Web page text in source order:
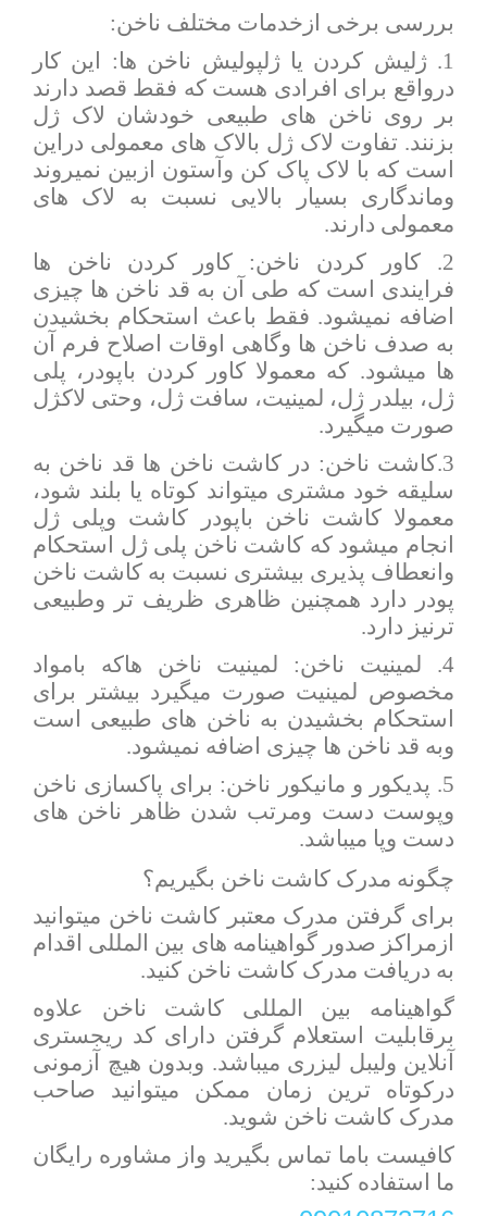
بررسی برخی ازخدمات مختلف ناخن:
1. ژلیش کردن یا ژلپولیش ناخن ها: این کار
درواقع برای افرادی هست که فقط قصد دارند
بر روی ناخن های طبیعی خودشان لاک ژل
بزنند. تفاوت لاک ژل بالاک های معمولی دراین
است که با لاک پاک کن وآستون ازبین نمیروند
وماندگاری بسیار بالایی نسبت به لاک های
معمولی دارند.
2. کاور کردن ناخن: کاور کردن ناخن ها
فرایندی است که طی آن به قد ناخن ها چیزی
اضافه نمیشود. فقط باعث استحکام بخشیدن
به صدف ناخن ها وگاهی اوقات اصلاح فرم آن
ها میشود. که معمولا کاور کردن باپودر، پلی
ژل، بیلدر ژل، لمینیت، سافت ژل، وحتی لاکژل
صورت میگیرد.
3.کاشت ناخن: در کاشت ناخن ها قد ناخن به
سلیقه خود مشتری میتواند کوتاه یا بلند شود،
معمولا کاشت ناخن باپودر کاشت وپلی ژل
انجام میشود که کاشت ناخن پلی ژل استحکام
وانعطاف پذیری بیشتری نسبت به کاشت ناخن
پودر دارد همچنین ظاهری ظریف تر وطبیعی
ترنیز دارد.
4. لمینیت ناخن: لمینیت ناخن هاکه بامواد
مخصوص لمینیت صورت میگیرد بیشتر برای
استحکام بخشیدن به ناخن های طبیعی است
وبه قد ناخن ها چیزی اضافه نمیشود.
5. پدیکور و مانیکور ناخن: برای پاکسازی ناخن
وپوست دست ومرتب شدن ظاهر ناخن های
دست وپا میباشد.
چگونه مدرک کاشت ناخن بگیریم؟
برای گرفتن مدرک معتبر کاشت ناخن میتوانید
ازمراکز صدور گواهینامه های بین المللی اقدام
به دریافت مدرک کاشت ناخن کنید.
گواهینامه بین المللی کاشت ناخن علاوه
برقابلیت استعلام گرفتن دارای کد ریجستری
آنلاین ولیبل لیزری میباشد. وبدون هیچ آزمونی
درکوتاه ترین زمان ممکن میتوانید صاحب
مدرک کاشت ناخن شوید.
کافیست باما تماس بگیرید واز مشاوره رایگان
ما استفاده کنید: